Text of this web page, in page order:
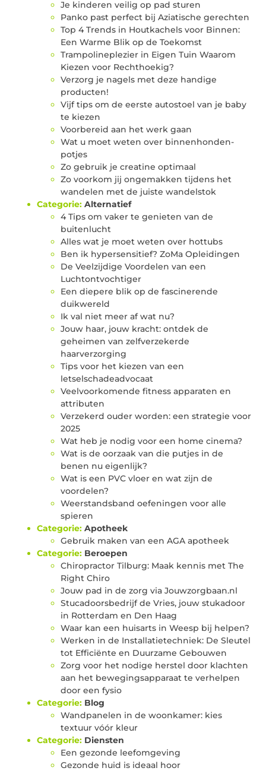
Je kinderen veilig op pad sturen
Panko past perfect bij Aziatische gerechten
Top 4 Trends in Houtkachels voor Binnen:
Een Warme Blik op de Toekomst
Trampolineplezier in Eigen Tuin Waarom
Kiezen voor Rechthoekig?
Verzorg je nagels met deze handige
producten!
Vijf tips om de eerste autostoel van je baby
te kiezen
Voorbereid aan het werk gaan
Wat u moet weten over binnenhonden-
potjes
Zo gebruik je creatine optimaal
Zo voorkom jij ongemakken tijdens het
wandelen met de juiste wandelstok
Categorie: Alternatief
4 Tips om vaker te genieten van de
buitenlucht
Alles wat je moet weten over hottubs
Ben ik hypersensitief? ZoMa Opleidingen
De Veelzijdige Voordelen van een
Luchtontvochtiger
Een diepere blik op de fascinerende
duikwereld
Ik val niet meer af wat nu?
Jouw haar, jouw kracht: ontdek de
geheimen van zelfverzekerde
haarverzorging
Tips voor het kiezen van een
letselschadeadvocaat
Veelvoorkomende fitness apparaten en
attributen
Verzekerd ouder worden: een strategie voor
2025
Wat heb je nodig voor een home cinema?
Wat is de oorzaak van die putjes in de
benen nu eigenlijk?
Wat is een PVC vloer en wat zijn de
voordelen?
Weerstandsband oefeningen voor alle
spieren
Categorie: Apotheek
Gebruik maken van een AGA apotheek
Categorie: Beroepen
Chiropractor Tilburg: Maak kennis met The
Right Chiro
Jouw pad in de zorg via Jouwzorgbaan.nl
Stucadoorsbedrijf de Vries, jouw stukadoor
in Rotterdam en Den Haag
Waar kan een huisarts in Weesp bij helpen?
Werken in de Installatietechniek: De Sleutel
tot Efficiënte en Duurzame Gebouwen
Zorg voor het nodige herstel door klachten
aan het bewegingsapparaat te verhelpen
door een fysio
Categorie: Blog
Wandpanelen in de woonkamer: kies
textuur vóór kleur
Categorie: Diensten
Een gezonde leefomgeving
Gezonde huid is ideaal hoor